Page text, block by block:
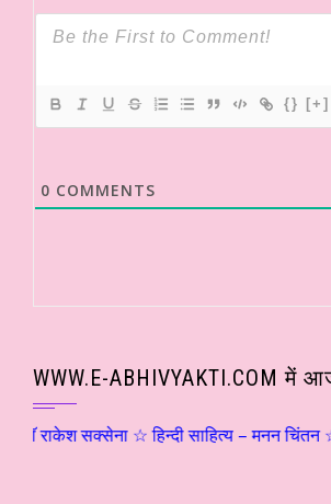
{} [+]
0 COMMENTS
WWW.E-ABHIVYAKTI.COM में
☆ हिन्दी साहित्य – मनन चिंतन ☆